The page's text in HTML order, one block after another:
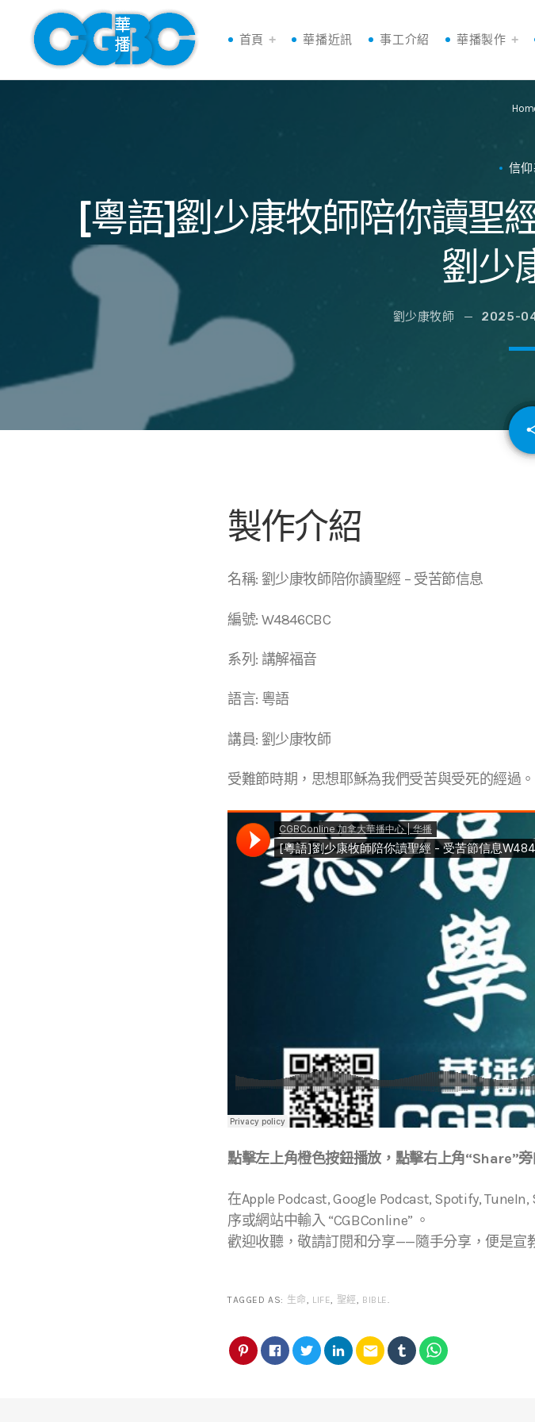
首頁 華播近訊 事工介紹 華播製作
信
[粵語]劉少康牧師陪你讀聖
劉少
劉少康牧師 2025-
製作介紹
名稱: 劉少康牧師陪你讀聖經 – 受苦節信息
編號: W4846CBC
系列: 講解福音
語言: 粵語
講員: 劉少康牧師
受難節時期，思想耶穌為我們受苦與受死的經過。
點擊左上角橙色按鈕播放，點擊右上角“Share”
在Apple Podcast, Google Podcast, Spotify,
序或網站中輸入 “CGBConline” 。
歡迎收聽，敬請訂閱和分享——隨手分享，便是宣
TAGGED AS: 生命 LIFE 聖經 BIBLE
email